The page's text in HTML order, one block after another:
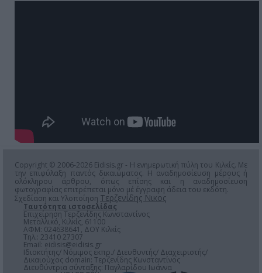
Copyright © 2006-2026 Eidisis.gr - Η ενημερωτική πύλη του Κιλκίς. Με
την επιφύλαξη παντός δικαιώματος. Η αναδημοσίευση μέρους ή
ολόκληρου άρθρου, όπως επίσης και η αναδημοσίευση
φωτογραφίας επιτρέπεται μόνο μέ έγγραφη άδεια του εκδότη.
Σχεδίαση και Υλοποίηση Τερζενίδης Νικος
Ταυτότητα ιστοσελίδας
Επιχείρηση Τερζενίδης Κωνσταντίνος
Μεταλλικό, Κιλκίς, 61100
ΑΦΜ: 024638641, ΔΟΥ Κιλκίς
Τηλ.: 23410 27307
Email: eidisis@eidisis.gr
Ιδιοκτήτης/ Νόμιμος εκπρ./ Διευθυντής/ Διαχειριστής/
Δικαιούχος domain: Τερζενίδης Κωνσταντίνος
Διευθύντρια σύνταξης: Παγλαρίδου Ιωάννα